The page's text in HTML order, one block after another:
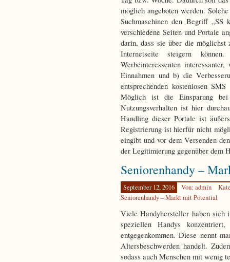
möglich angeboten werden.
Suchmaschinen den Begriff
verschiedene Seiten und Portale
darin, dass sie über die
Internetseite steigern
Werbeinteressenten
Einnahmen und b) die
entsprechenden kostenlosen
Möglich ist die Einsparung
Nutzungsverhalten ist hier
Handling dieser Portale ist
Registrierung ist hierfür nicht
eingibt und vor dem Versenden
der Legitimierung gegenüber dem
Seniorenhandy –
September 12, 2016 Von: admin
Seniorenhandy – Markt mit Potential
Viele Handyhersteller haben sich
speziellen Handys
entgegenkommen. Diese nennt
Altersbeschwerden handelt.
sodass auch Menschen mit wenig